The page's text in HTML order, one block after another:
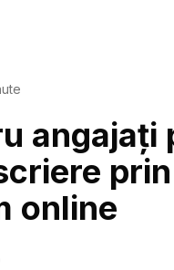
angajați
online